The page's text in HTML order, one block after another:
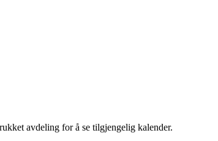
avdeling for å se tilgjengelig kalender.